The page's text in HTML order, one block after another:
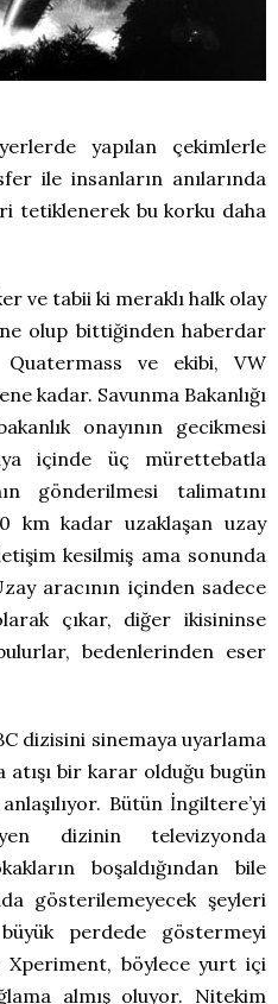
yapılan çekimlerle
ile insanların anılarında
tetiklenerek bu korku daha
ve tabii ki meraklı halk olay
olup bittiğinden haberdar
ve ekibi, VW
kadar. Savunma Bakanlığı
onayının gecikmesi
içinde üç mürettebatla
gönderilmesi talimatını
km kadar uzaklaşan uzay
kesilmiş ama sonunda
aracının içinden sadece
çıkar, diğer ikisininse
bedenlerinden eser
dizisini sinemaya uyarlama
bir karar olduğu bugün
Bütün İngiltere’yi
dizinin televizyonda
boşaldığından bile
gösterilemeyecek şeyleri
perdede göstermeyi
Xperiment, böylece yurt içi
almış oluyor. Nitekim